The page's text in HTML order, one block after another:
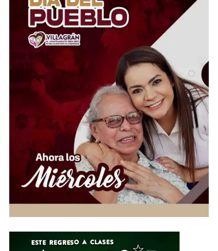
El coordinador del Área de Ciencias Atmosféricas y del
Observatorio Meteorológico de la UG, Marcos Irineo
Esquivel Longoria, explicó que se esperan
precipitaciones de distinta intensidad, desde lluvias
ligeras y aisladas hasta moderadas, dependiendo de la
región. Además, indicó que las temperaturas máximas
oscilarán entre los 28 y 30 grados centígrados en
ciudades como León, Irapuato y Celaya, mientras que en
las zonas serranas el ambiente será más fresco, con
mínimas de entre 10 y 12 grados.
En relación con el huracán Genevieve, el especialista
aclaró que, aunque alcanzó la categoría 5, actualmente
se ha debilitado a categoría 4 y continúa alejándose de
las costas mexicanas, por lo que no representa un riesgo
directo para el país. Asimismo, se prevén rachas de
viento de hasta 40 kilómetros por hora entre martes y
miércoles, condiciones que favorecerán tardes y noches